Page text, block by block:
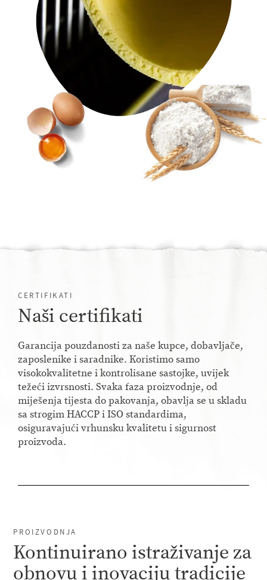
specijaliteti. Strpljiv rad za proizvode
koji zadržavaju izvornu aromu.
CERTIFIKATI
Naši certifikati
Garancija pouzdanosti za naše kupce, dobavljače,
zaposlenike i saradnike. Koristimo samo
visokokvalitetne i kontrolisane sastojke, uvijek
težeći izvrsnosti. Svaka faza proizvodnje, od
miješenja tijesta do pakovanja, obavlja se u skladu
sa strogim HACCP i ISO standardima,
osiguravajući vrhunsku kvalitetu i sigurnost
proizvoda.
PROIZVODNJA
Kontinuirano istraživanje za
obnovu i inovaciju tradicije